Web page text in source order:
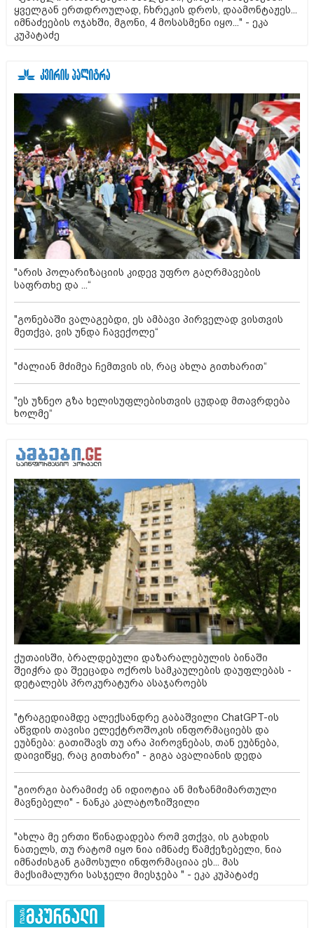
ყველგან ერთდროულად, ჩხრეკის დროს, დაამონტაჟეს...
იმნაძეების ოჯახში, მგონი, 4 მოსასმენი იყო..." - ეკა
კუპატაძე
"არის პოლარიზაციის კიდევ უფრო გაღრმავების
საფრთხე და ...“
"გონებაში ვალაგებდი, ეს ამბავი პირველად ვისთვის
მეთქვა, ვის უნდა ჩავექოლე“
"ძალიან მძიმეა ჩემთვის ის, რაც ახლა გითხარით“
"ეს უზნეო გზა ხელისუფლებისთვის ცუდად მთავრდება
ხოლმე“
ქუთაისში, ბრალდებული დაზარალებულის ბინაში
შეიჭრა და შეეცადა ოქროს სამკაულების დაუფლებას -
დეტალებს პროკურატურა ასაჯაროებს
"ტრაგედიამდე ალექსანდრე გაბაშვილი ChatGPT-ის
აწვდის თავისი ელექტროშოკის ინფორმაციებს და
ეუბნება: გათიშავს თუ არა პიროვნებას, თან ეუბნება,
დაივიწყე, რაც გითხარი" - გიგა ავალიანის დედა
"გიორგი ბარამიძე ან იდიოტია ან მიზანმიმართული
მავნებელი" - ნანკა კალატოზიშვილი
"ახლა მე ერთი წინადადება რომ ვთქვა, ის გახდის
ნათელს, თუ რატომ იყო ნია იმნაძე წამქეზებელი, ნია
იმნაძისგან გამოსული ინფორმაციაა ეს... მას
მაქსიმალური სასჯელი მიესჯება " - ეკა კუპატაძე